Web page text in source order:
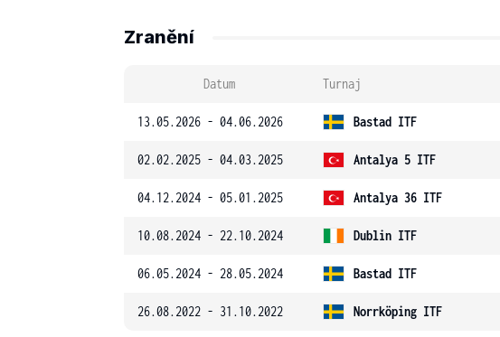
Zranění
Datum Turnaj
13.05.2026 - 04.06.2026 Bastad ITF
02.02.2025 - 04.03.2025 Antalya 5 ITF
04.12.2024 - 05.01.2025 Antalya 36 ITF
10.08.2024 - 22.10.2024 Dublin ITF
06.05.2024 - 28.05.2024 Bastad ITF
26.08.2022 - 31.10.2022 Norrköping ITF